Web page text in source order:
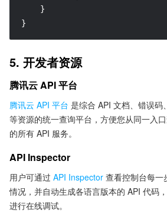
}
}
5. 开发者资源
腾讯云 API 平台
腾讯云 API 平台 是综合 API 文档、错误码
等资源的统一查询平台，方便您从同一入
的所有 API 服务。
API Inspector
用户可通过 API Inspector 查看控制台每一
情况，并自动生成各语言版本的 API 代码
进行在线调试。